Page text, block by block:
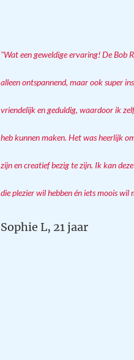
"Wat een geweldige ervaring! De Bob
alleen ontspannend, maar ook super
vriendelijk en geduldig, waardoor ik
heb kunnen maken. Het was heerlijk
zijn en creatief bezig te zijn. Ik kan
die plezier wil hebben én iets moois wil
Sophie L, 21 jaar